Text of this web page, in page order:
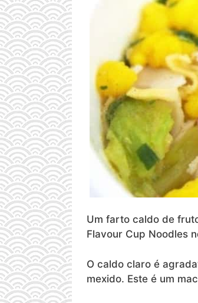
Um farto caldo de
Flavour Cup Noodles
O caldo claro é
mexido. Este é um